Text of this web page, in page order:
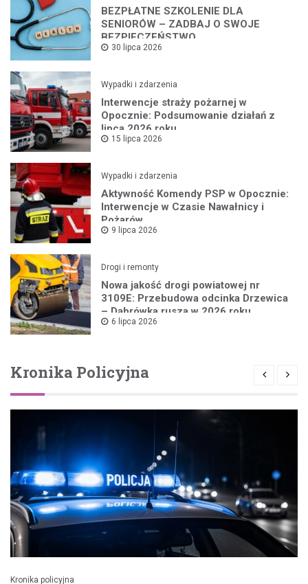
BEZPŁATNE SZKOLENIE DLA
SENIORÓW – ZADBAJ O SWOJE
BEZPIECZEŃSTWO
30 lipca 2026
Wypadki i zdarzenia
Interwencje straży pożarnej w
Opocznie: Podsumowanie działań z
lipca 2026 roku
15 lipca 2026
Wypadki i zdarzenia
Aktywność Komendy PSP w Opocznie:
Interwencje w Czasie Nawałnicy i
Pożarów
9 lipca 2026
Drogi i remonty
Nowa jakość drogi powiatowej nr
3109E: Przebudowa odcinka Drzewica
– Dąbrówka rusza w 2026 roku
6 lipca 2026
Kronika Policyjna
Kronika policyjna